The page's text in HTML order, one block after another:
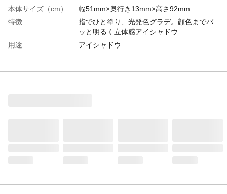
本体サイズ（cm）
幅51mm×奥行き13mm×高さ92mm
特徴
指でひと塗り、光発色グラデ。顔色までパ
ッと明るく立体感アイシャドウ
用途
アイシャドウ
内容量
2.2g